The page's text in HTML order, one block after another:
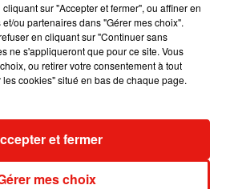
2026
et Didi B dévoilent le single le plus
de l’année
août 2026
et Amélie Lens dévoilent leur
tant attendue
sur "Accepter et fermer", ou affiner en
ou partenaires dans "Gérer mes choix".
en cliquant sur "Continuer sans
ne s'appliqueront que pour ce site. Vous
ou retirer votre consentement à tout
cookies" situé en bas de chaque page.
mes choix
et fermer